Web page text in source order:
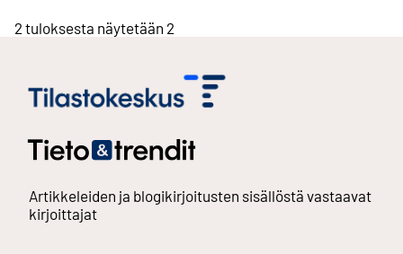
2 tuloksesta näytetään 2
Artikkeleiden ja blogikirjoitusten sisällöstä vastaavat
kirjoittajat